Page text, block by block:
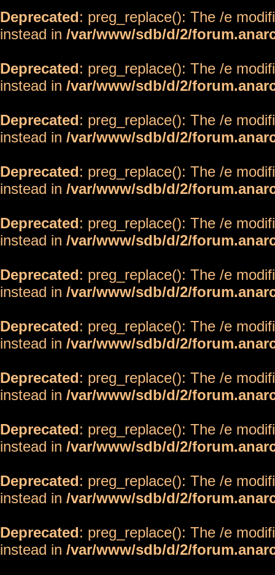
Deprecated: preg_replace(): The /e
instead in /var/www/sdb/d/2/
Deprecated: preg_replace(): The /e
instead in /var/www/sdb/d/2/
Deprecated: preg_replace(): The /e
instead in /var/www/sdb/d/2/
Deprecated: preg_replace(): The /e
instead in /var/www/sdb/d/2/
Deprecated: preg_replace(): The /e
instead in /var/www/sdb/d/2/
Deprecated: preg_replace(): The /e
instead in /var/www/sdb/d/2/
Deprecated: preg_replace(): The /e
instead in /var/www/sdb/d/2/
Deprecated: preg_replace(): The /e
instead in /var/www/sdb/d/2/
Deprecated: preg_replace(): The /e
instead in /var/www/sdb/d/2/
Deprecated: preg_replace(): The /e
instead in /var/www/sdb/d/2/
Deprecated: preg_replace(): The /e
instead in /var/www/sdb/d/2/